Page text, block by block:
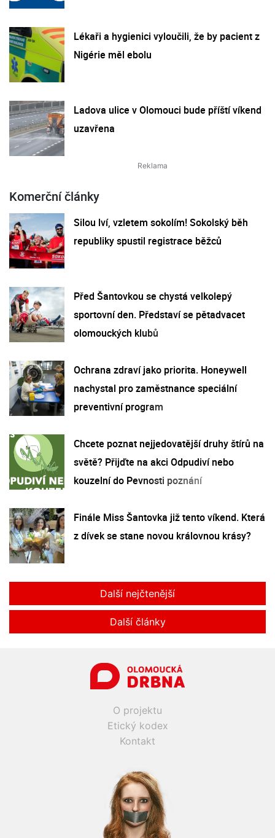
Lékaři a hygienici vyloučili, že by pacient z
Nigérie měl ebolu
Ladova ulice v Olomouci bude příští víkend
uzavřena
Komerční články
Silou lví, vzletem sokolím! Sokolský běh
republiky spustil registrace běžců
Před Šantovkou se chystá velkolepý
sportovní den. Představí se pětadvacet
olomouckých klubů
Ochrana zdraví jako priorita. Honeywell
nachystal pro zaměstnance speciální
preventivní program
Chcete poznat nejjedovatější druhy štírů na
světě? Přijďte na akci Odpudiví nebo
kouzelní do Pevnosti poznání
Finále Miss Šantovka již tento víkend. Která
z dívek se stane novou královnou krásy?
Další nejčtenější
Další články
O projektu
Etický kodex
Kontakt